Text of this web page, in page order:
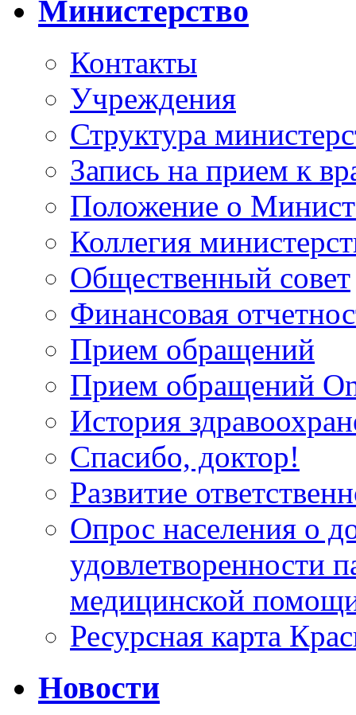
Министерство
Контакты
Учреждения
Структура
Запись на прием к
Положение о
Коллегия
Общественный совет
Финансовая
Прием обращений
Прием обращений
История
Спасибо, доктор!
Развитие
Опрос населения о
удовлетворенности
медицинской
Ресурсная карта
Новости